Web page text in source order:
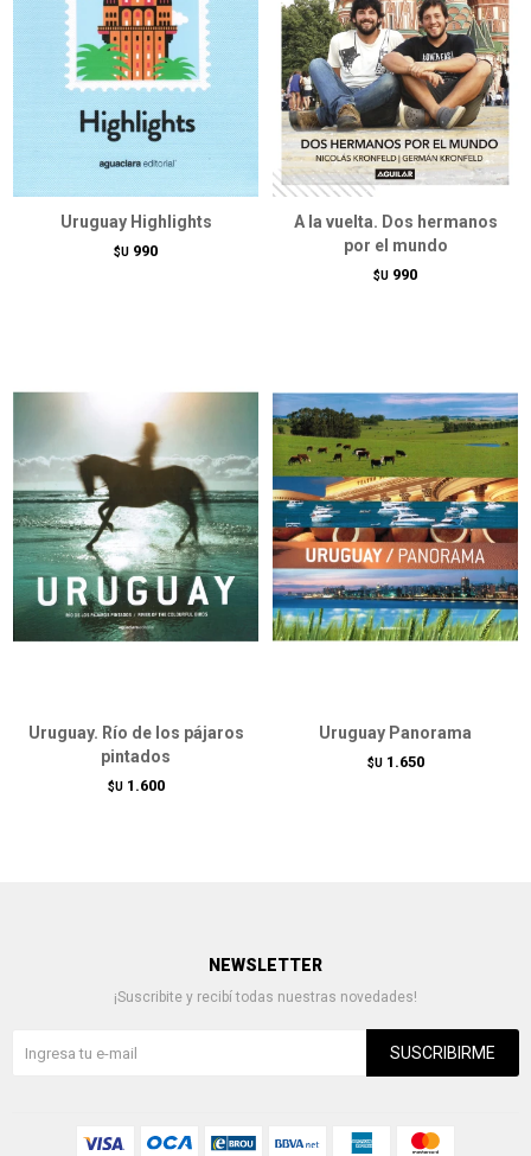
Uruguay Highlights
$U 990
A la vuelta. Dos hermanos
por el mundo
$U 990
Uruguay. Río de los pájaros
pintados
$U 1.600
Uruguay Panorama
$U 1.650
NEWSLETTER
¡Suscribite y recibí todas nuestras novedades!
SUSCRIBIRME